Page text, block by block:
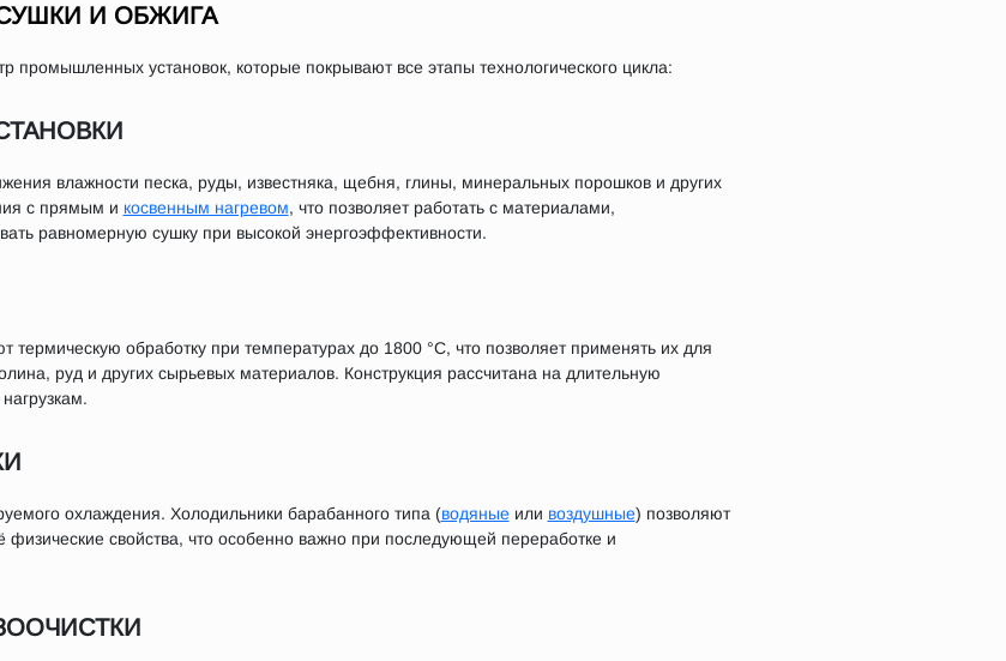
И ОБЖИГА
промышленных установок, которые покрывают все этапы технологического цикла:
влажности песка, руды, известняка, щебня, глины, минеральных порошков и других
с прямым и косвенным нагревом, что позволяет работать с материалами,
равномерную сушку при высокой энергоэффективности.
термическую обработку при температурах до 1800 °C, что позволяет применять их для
руд и других сырьевых материалов. Конструкция рассчитана на длительную
охлаждения. Холодильники барабанного типа (водяные или воздушные) позволяют
физические свойства, что особенно важно при последующей переработке и